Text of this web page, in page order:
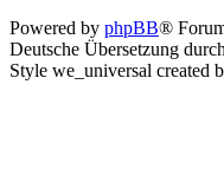
Powered by phpBB®
Deutsche Übersetzung durch
Style we_universal created